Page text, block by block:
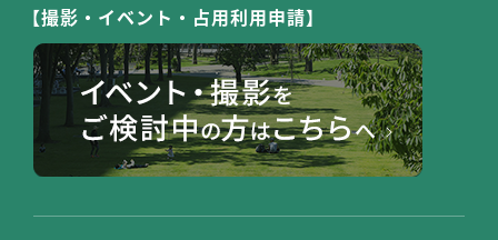
【撮影・イベント・占用利用申請】